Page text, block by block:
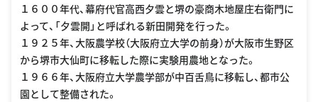
１６００年代、幕府代官高西夕雲と堺の豪商木地屋庄右衛門に
よって、「夕雲開」と呼ばれる新田開発を行った。
１９２５年、大阪農学校（大阪府立大学の前身）が大阪市生野区
から堺市大仙町に移転した際に実験用農地となった。
１９６６年、大阪府立大学農学部が中百舌鳥に移転し、都市公
園として整備された。